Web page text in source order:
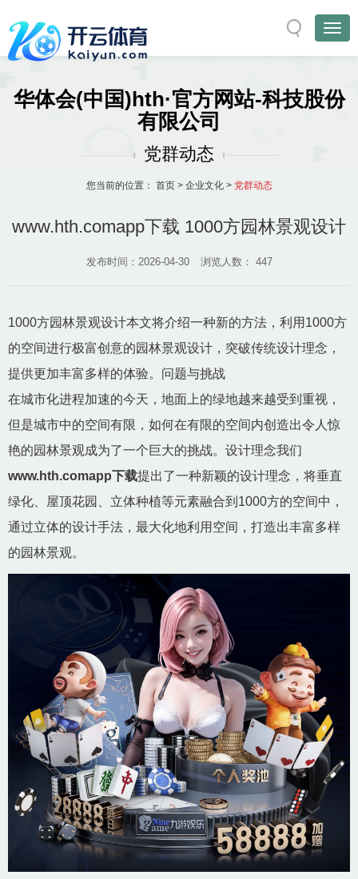
华体会(中国)hth·官方网站-科技股份
有限公司
党群动态
您当前的位置： 首页> 企业文化> 党群动态
www.hth.comapp下载 1000方园林景观设计
发布时间：2026-04-30 浏览人数： 447
1000方园林景观设计本文将介绍一种新的方法，利用1000方
的空间进行极富创意的园林景观设计，突破传统设计理念，
提供更加丰富多样的体验。问题与挑战
在城市化进程加速的今天，地面上的绿地越来越受到重视，
但是城市中的空间有限，如何在有限的空间内创造出令人惊
艳的园林景观成为了一个巨大的挑战。设计理念我们
www.hth.comapp下载提出了一种新颖的设计理念，将垂直
绿化、屋顶花园、立体种植等元素融合到1000方的空间中，
通过立体的设计手法，最大化地利用空间，打造出丰富多样
的园林景观。